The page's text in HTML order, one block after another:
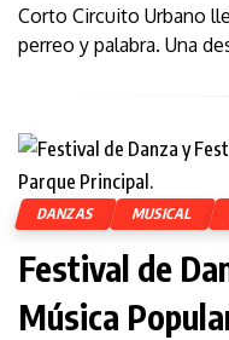
Corto Circuito Urbano
perreo y palabra. Una
DANZAS MUSICAL
Festival de
Música